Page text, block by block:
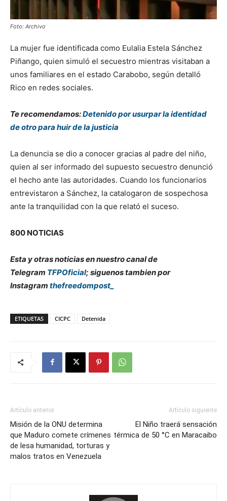
Foto: Archivo
La mujer fue identificada como Eulalia Estela Sánchez
Piñango, quien simuló el secuestro mientras visitaban a
unos familiares en el estado Carabobo, según detalló
Rico en redes sociales.
Te recomendamos:Detenido por usurpar la identidad
de otro para huir de la justicia
La denuncia se dio a conocer gracias al padre del niño,
quien al ser informado del supuesto secuestro denunció
el hecho ante las autoridades. Cuando los funcionarios
entrevistaron a Sánchez, la catalogaron de sospechosa
ante la tranquilidad con la que relató el suceso.
800 NOTICIAS
Esta y otras noticias en nuestro canal de
Telegram TFPOficial; siguenos tambien por
Instagram thefreedompost_
ETIQUETAS CICPC Detenida
Artículo anterior
Misión de la ONU determina
que Maduro comete crímenes
de lesa humanidad, torturas y
malos tratos en Venezuela
Artículo siguiente
El Niño traerá sensación
térmica de 50 °C en Maracaibo